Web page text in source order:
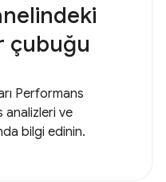
çubuğu
Performans
analizleri ve
bilgi edinin.